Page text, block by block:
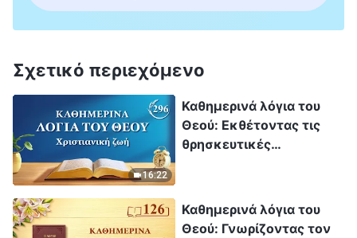
Σχετικό περιεχόμενο
16:22
Καθημερινά λόγια του
Θεού: Εκθέτοντας τις
θρησκευτικές
Καθημερινά λόγια του
Θεού: Γνωρίζοντας τον